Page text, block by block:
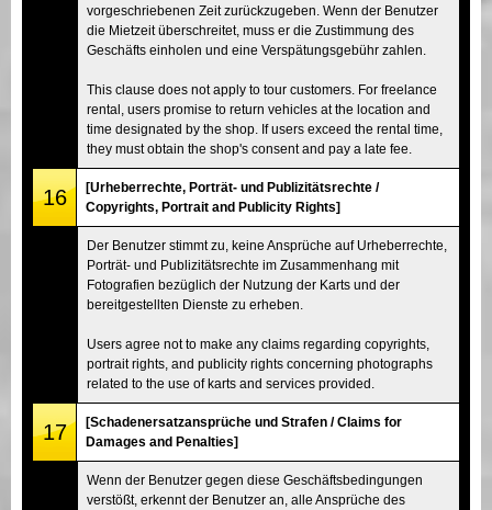
vorgeschriebenen Zeit zurückzugeben. Wenn der Benutzer
die Mietzeit überschreitet, muss er die Zustimmung des
Geschäfts einholen und eine Verspätungsgebühr zahlen.
This clause does not apply to tour customers. For freelance
rental, users promise to return vehicles at the location and
time designated by the shop. If users exceed the rental time,
they must obtain the shop's consent and pay a late fee.
16
[Urheberrechte, Porträt- und Publizitätsrechte /
Copyrights, Portrait and Publicity Rights]
Der Benutzer stimmt zu, keine Ansprüche auf Urheberrechte,
Porträt- und Publizitätsrechte im Zusammenhang mit
Fotografien bezüglich der Nutzung der Karts und der
bereitgestellten Dienste zu erheben.
Users agree not to make any claims regarding copyrights,
portrait rights, and publicity rights concerning photographs
related to the use of karts and services provided.
17
[Schadenersatzansprüche und Strafen / Claims for
Damages and Penalties]
Wenn der Benutzer gegen diese Geschäftsbedingungen
verstößt, erkennt der Benutzer an, alle Ansprüche des